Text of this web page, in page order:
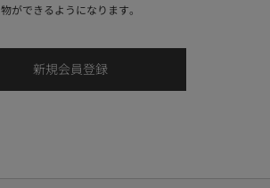
物ができるようになります。